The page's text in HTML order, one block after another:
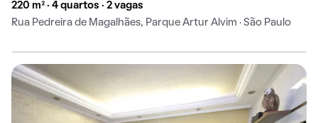
220 m² · 4 quartos · 2 vagas
Rua Pedreira de Magalhães, Parque Artur Alvim · São Paulo